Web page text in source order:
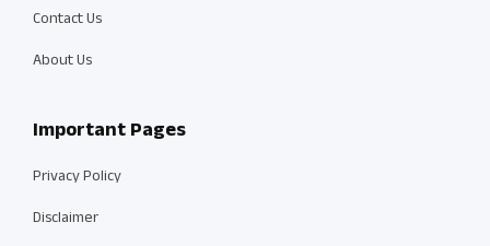
Contact Us
About Us
Important Pages
Privacy Policy
Disclaimer